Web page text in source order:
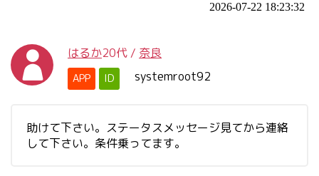
2026-07-22 18:23:32
はるか20代 / 奈良
APP ID systemroot92
助けて下さい。ステータスメッセージ見てから連絡
して下さい。条件乗ってます。